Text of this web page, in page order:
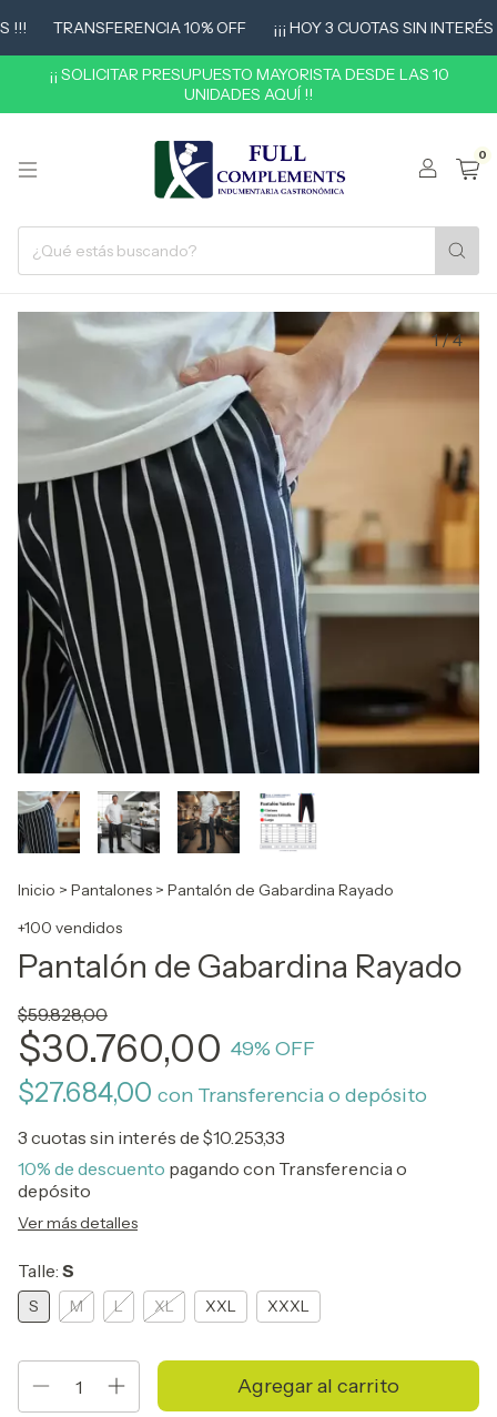
TRANSFERENCIA 10% OFF ¡¡¡ HOY 3 CUOTAS SIN INTERÉS !!!
¡¡ SOLICITAR PRESUPUESTO MAYORISTA DESDE LAS 10
UNIDADES AQUÍ !!
0
1/4
Inicio > Pantalones > Pantalón de Gabardina Rayado
+100 vendidos
Pantalón de Gabardina Rayado
$59.828,00
$30.760,00 49% OFF
$27.684,00 con Transferencia o depósito
3 cuotas sin interés de $10.253,33
10% de descuento pagando con Transferencia o
depósito
Ver más detalles
Talle: S
S M L XL XXL XXXL